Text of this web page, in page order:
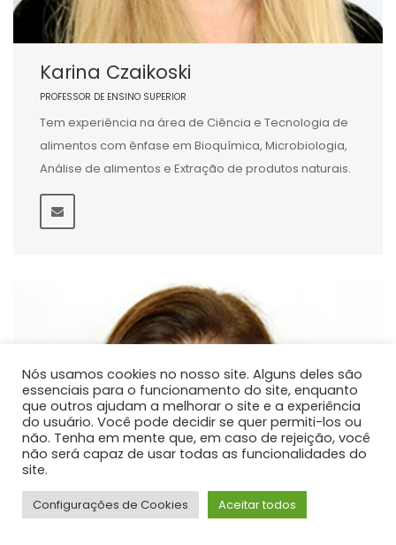
Karina Czaikoski
PROFESSOR DE ENSINO SUPERIOR
Tem experiência na área de Ciência e Tecnologia de
alimentos com ênfase em Bioquímica, Microbiologia,
Análise de alimentos e Extração de produtos naturais.
Nós usamos cookies no nosso site. Alguns deles são
essenciais para o funcionamento do site, enquanto
que outros ajudam a melhorar o site e a experiência
do usuário. Você pode decidir se quer permiti-los ou
não. Tenha em mente que, em caso de rejeição, você
não será capaz de usar todas as funcionalidades do
site.
Configurações de Cookies Aceitar todos